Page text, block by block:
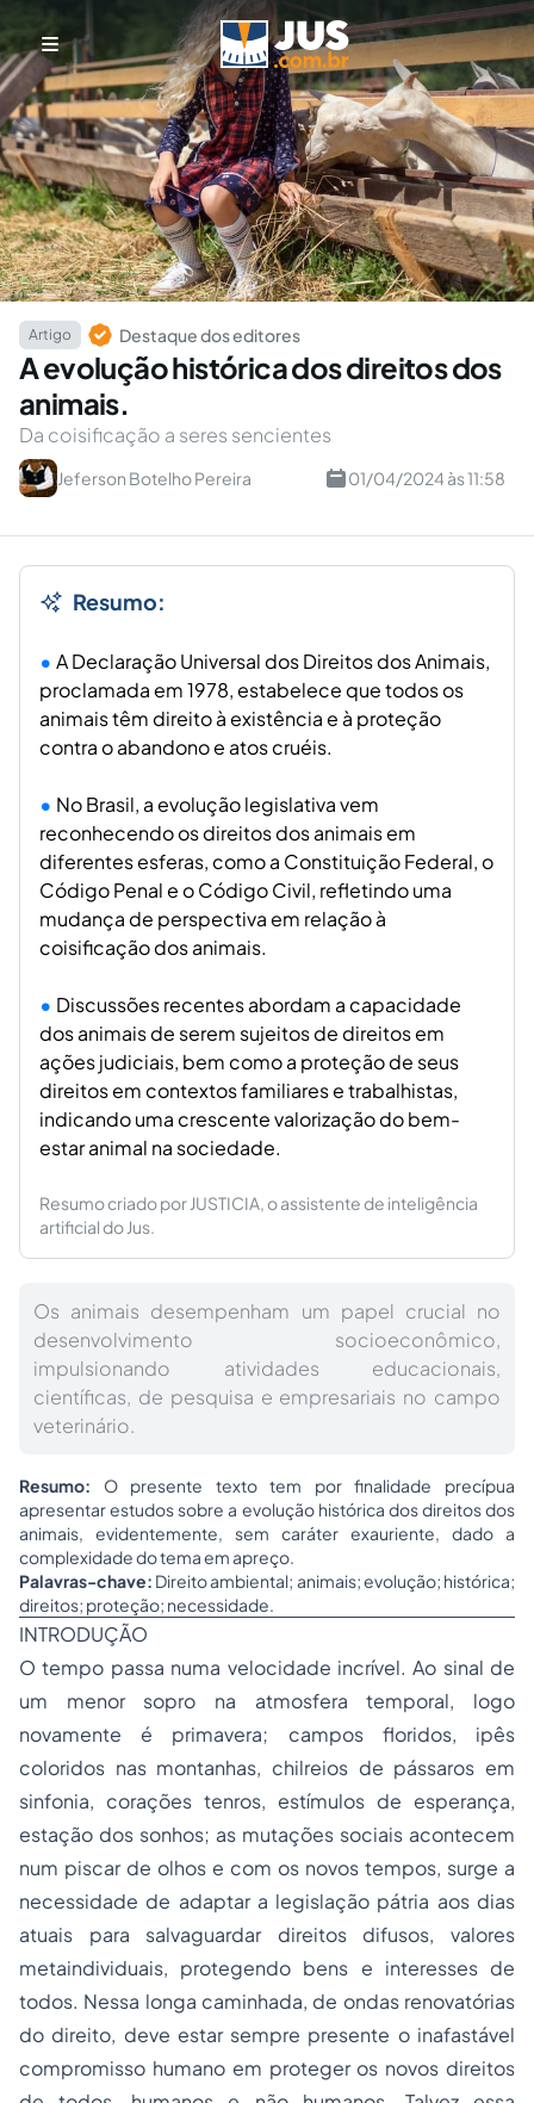
Artigo Destaque dos editores
A evolução histórica dos direitos dos
animais.
Da coisificação a seres sencientes
Jeferson Botelho Pereira 01/04/2024 às 11:58
Resumo:
A Declaração Universal dos Direitos dos Animais,
proclamada em 1978, estabelece que todos os
animais têm direito à existência e à proteção
contra o abandono e atos cruéis.
No Brasil, a evolução legislativa vem
reconhecendo os direitos dos animais em
diferentes esferas, como a Constituição Federal, o
Código Penal e o Código Civil, refletindo uma
mudança de perspectiva em relação à
coisificação dos animais.
Discussões recentes abordam a capacidade
dos animais de serem sujeitos de direitos em
ações judiciais, bem como a proteção de seus
direitos em contextos familiares e trabalhistas,
indicando uma crescente valorização do bem-
estar animal na sociedade.
Resumo criado por JUSTICIA, o assistente de inteligência
artificial do Jus.
Os animais desempenham um papel crucial no
desenvolvimento socioeconômico,
impulsionando atividades educacionais,
científicas, de pesquisa e empresariais no campo
veterinário.
Resumo: O presente texto tem por finalidade precípua
apresentar estudos sobre a evolução histórica dos direitos dos
animais, evidentemente, sem caráter exauriente, dado a
complexidade do tema em apreço.
Palavras-chave: Direito ambiental; animais; evolução; histórica;
direitos; proteção; necessidade.
INTRODUÇÃO
O tempo passa numa velocidade incrível. Ao sinal de
um menor sopro na atmosfera temporal, logo
novamente é primavera; campos floridos, ipês
coloridos nas montanhas, chilreios de pássaros em
sinfonia, corações tenros, estímulos de esperança,
estação dos sonhos; as mutações sociais acontecem
num piscar de olhos e com os novos tempos, surge a
necessidade de adaptar a legislação pátria aos dias
atuais para salvaguardar direitos difusos, valores
metaindividuais, protegendo bens e interesses de
todos. Nessa longa caminhada, de ondas renovatórias
do direito, deve estar sempre presente o inafastável
compromisso humano em proteger os novos direitos